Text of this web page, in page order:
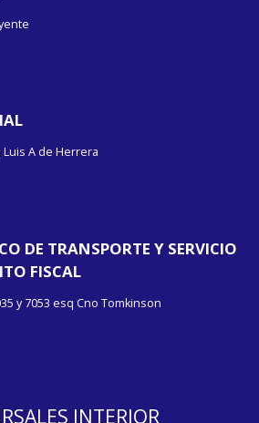
A de Herrera
DE TRANSPORTE Y SERVICIO
FISCAL
y 7053 esq Cno Tomkinson
INTERIOR